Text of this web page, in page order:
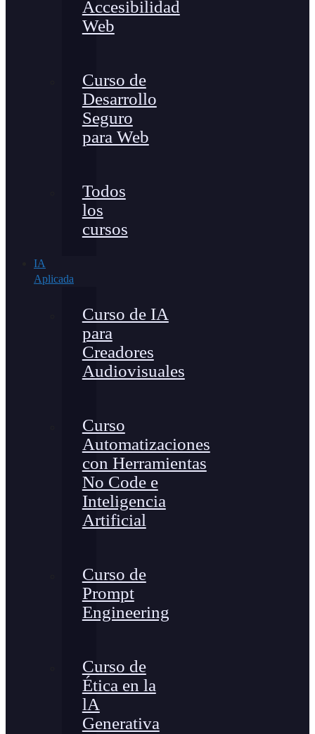
Accesibilidad
Web
Curso de
Desarrollo
Seguro
para Web
Todos
los
cursos
IA
Aplicada
Curso de IA
para
Creadores
Audiovisuales
Curso
Automatizaciones
con Herramientas
No Code e
Inteligencia
Artificial
Curso de
Prompt
Engineering
Curso de
Ética en la
lA
Generativa